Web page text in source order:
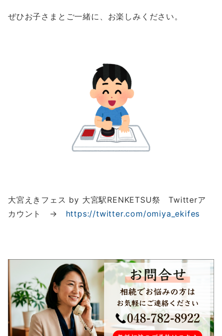
ぜひお子さまとご一緒に、お楽しみください。
大宮えきフェス by 大宮駅RENKETSU祭 Twitterア
カウント → https://twitter.com/omiya_ekifes